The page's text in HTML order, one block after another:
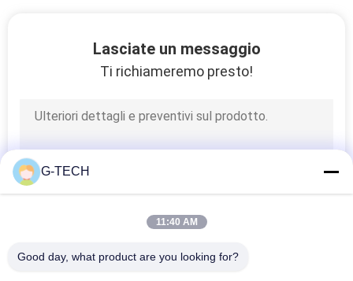
VRLA ha regolato la
batteria al piombo
Lasciate un messaggio
Ti richiameremo presto!
G-TECH
11:40 AM
Good day, what product are you looking for?